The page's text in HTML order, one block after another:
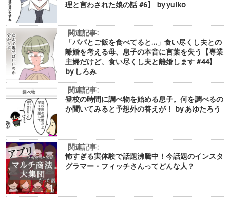
理と言わされた娘の話 #6】 by yuiko
関連記事:
「パパとご飯を食べてると…」食い尽くし夫との
離婚を考える母、息子の本音に言葉を失う【専業
主婦だけど、食い尽くし夫と離婚します #44】
by しろみ
関連記事:
登校の時間に調べ物を始める息子。何を調べるの
か聞いてみると予想外の答えが！ by あゆたろう
関連記事:
怖すぎる実体験で話題沸騰中！今話題のインスタ
グラマー・フィッチさんってどんな人？